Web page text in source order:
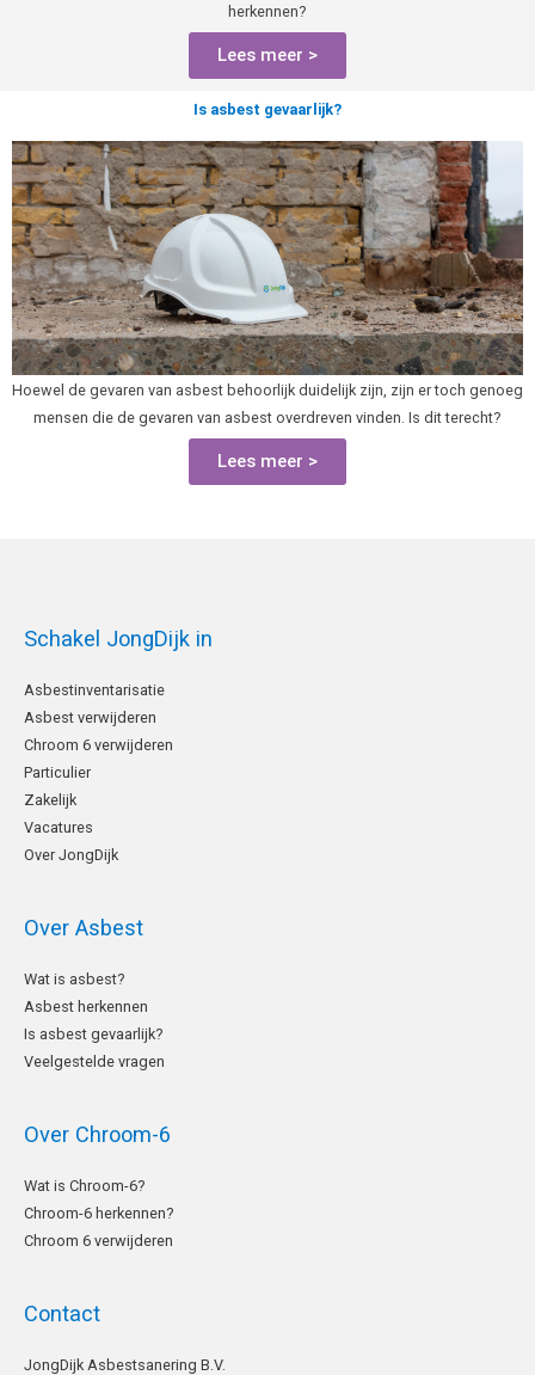
herkennen?
Lees meer >
Is asbest gevaarlijk?
Hoewel de gevaren van asbest behoorlijk duidelijk zijn, zijn er toch genoeg
mensen die de gevaren van asbest overdreven vinden. Is dit terecht?
Lees meer >
Schakel JongDijk in
Asbestinventarisatie
Asbest verwijderen
Chroom 6 verwijderen
Particulier
Zakelijk
Vacatures
Over JongDijk
Over Asbest
Wat is asbest?
Asbest herkennen
Is asbest gevaarlijk?
Veelgestelde vragen
Over Chroom-6
Wat is Chroom-6?
Chroom-6 herkennen?
Chroom 6 verwijderen
Contact
JongDijk Asbestsanering B.V.
LinkedIn